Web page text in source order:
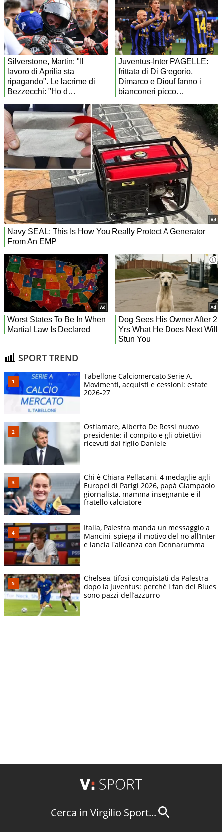
SPORT TREND
Tabellone Calciomercato Serie A.
Movimenti, acquisti e cessioni: estate
2026-27
Ostiamare, Alberto De Rossi nuovo
presidente: il compito e gli obiettivi
ricevuti dal figlio Daniele
Chi è Chiara Pellacani, 4 medaglie agli
Europei di Parigi 2026, papà Giampaolo
giornalista, mamma insegnante e il
fratello calciatore
Italia, Palestra manda un messaggio a
Mancini, spiega il motivo del no all’Inter
e lancia l'alleanza con Donnarumma
Chelsea, tifosi conquistati da Palestra
dopo la Juventus: perché i fan dei Blues
sono pazzi dell’azzurro
Cerca in Virgilio Sport...